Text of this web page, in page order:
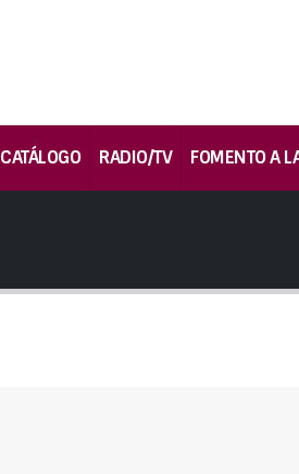
CATÁLOGO RADIO/TV FOMENTO A